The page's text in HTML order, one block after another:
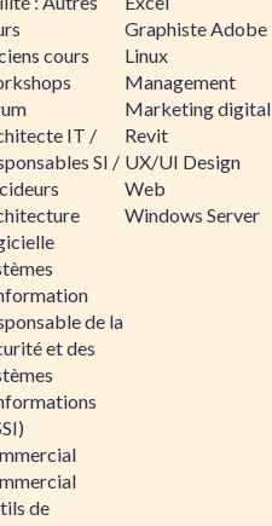
cours
IT /
SI /
de la
et des
de
Graphiste Adobe
Linux
Management
Marketing digital
Revit
UX/UI Design
Web
Windows Server